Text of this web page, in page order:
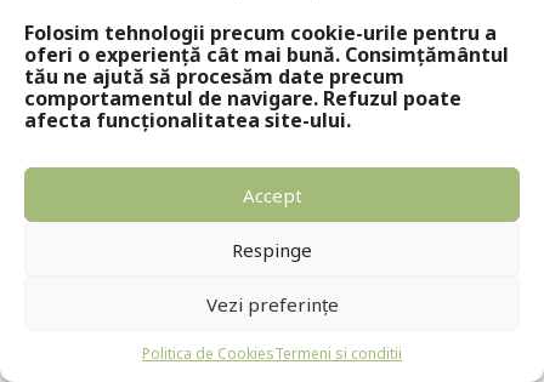
Folosim tehnologii precum cookie-urile pentru a
oferi o experiență cât mai bună. Consimțământul
tău ne ajută să procesăm date precum
comportamentul de navigare. Refuzul poate
afecta funcționalitatea site-ului.
Accept
Respinge
Vezi preferințe
Politica de CookiesTermeni si conditii
Copyright © 2024 - Editura Solomon